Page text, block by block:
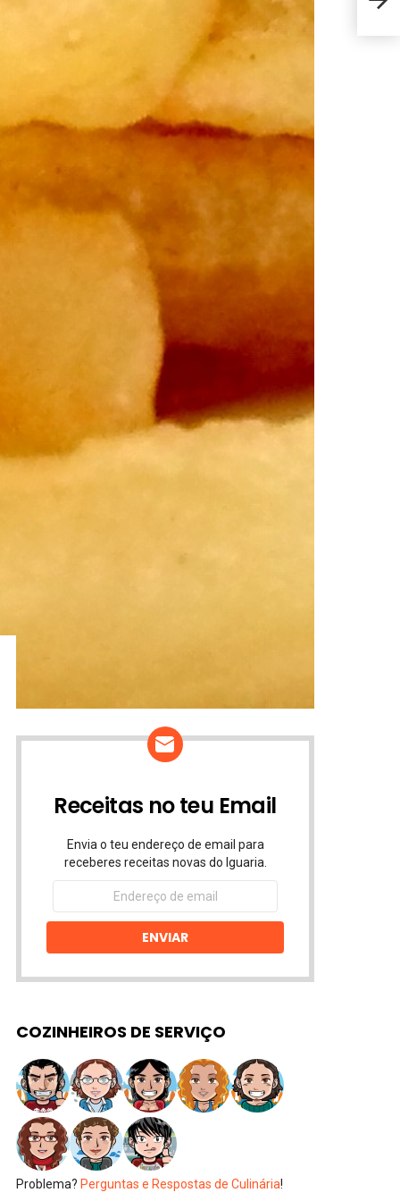
Receitas no teu Email
Envia o teu endereço de email para
receberes receitas novas do Iguaria.
Endereço
email
ENVIAR
COZINHEIROS DE SERVIÇO
Problema? Perguntas e Respostas de Culinária!